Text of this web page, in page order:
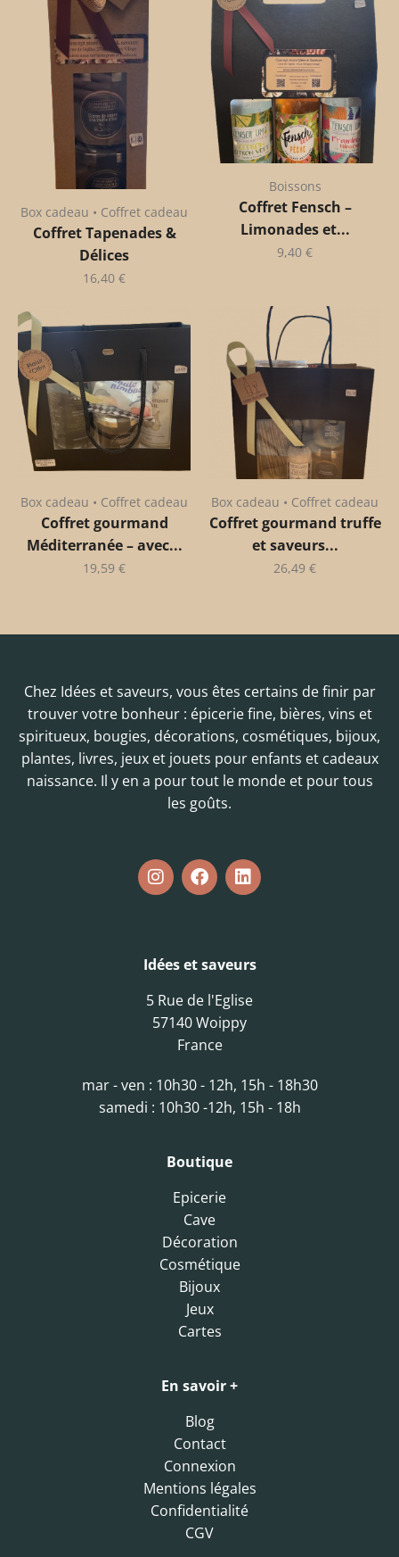
Box cadeau • Coffret cadeau
Coffret Tapenades &
Délices
16,40 €
Boissons
Coffret Fensch –
Limonades et...
9,40 €
Box cadeau • Coffret cadeau
Coffret gourmand
Méditerranée – avec...
19,59 €
Box cadeau • Coffret cadeau
Coffret gourmand truffe
et saveurs...
26,49 €
Chez Idées et saveurs, vous êtes certains de finir par
trouver votre bonheur : épicerie fine, bières, vins et
spiritueux, bougies, décorations, cosmétiques, bijoux,
plantes, livres, jeux et jouets pour enfants et cadeaux
naissance. Il y en a pour tout le monde et pour tous
les goûts.
Idées et saveurs
5 Rue de l'Eglise
57140 Woippy
France
mar - ven : 10h30 - 12h, 15h - 18h30
samedi : 10h30 -12h, 15h - 18h
Boutique
Epicerie
Cave
Décoration
Cosmétique
Bijoux
Jeux
Cartes
En savoir +
Blog
Contact
Connexion
Mentions légales
Confidentialité
CGV